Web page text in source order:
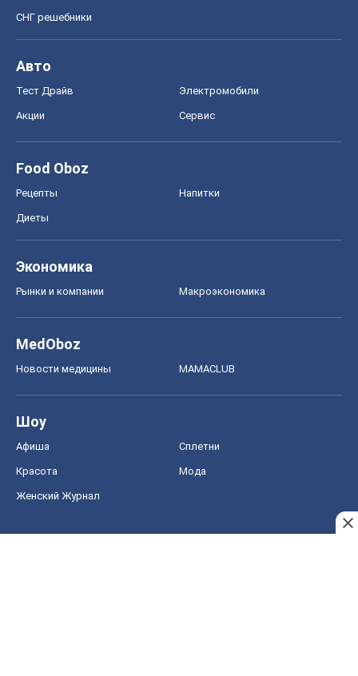
СНГ решебники
Авто
Тест Драйв Электромобили
Акции Сервис
Food Oboz
Рецепты Напитки
Диеты
Экономика
Рынки и компании Mакроэкономика
MedOboz
Новости медицины MAMACLUB
Шоу
Афиша Сплетни
Красота Мода
Женский Журнал